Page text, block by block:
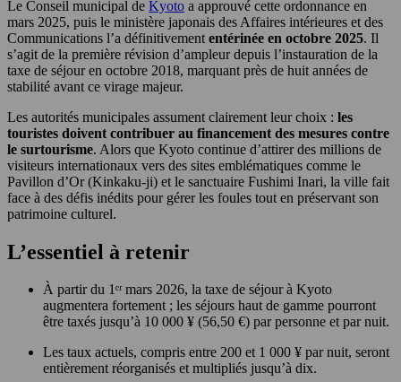
Le Conseil municipal de Kyoto a approuvé cette ordonnance en
mars 2025, puis le ministère japonais des Affaires intérieures et des
Communications l’a définitivement entérinée en octobre 2025. Il
s’agit de la première révision d’ampleur depuis l’instauration de la
taxe de séjour en octobre 2018, marquant près de huit années de
stabilité avant ce virage majeur.
Les autorités municipales assument clairement leur choix : les
touristes doivent contribuer au financement des mesures contre
le surtourisme. Alors que Kyoto continue d’attirer des millions de
visiteurs internationaux vers des sites emblématiques comme le
Pavillon d’Or (Kinkaku-ji) et le sanctuaire Fushimi Inari, la ville fait
face à des défis inédits pour gérer les foules tout en préservant son
patrimoine culturel.
L’essentiel à retenir
À partir du 1ᵉʳ mars 2026, la taxe de séjour à Kyoto
augmentera fortement ; les séjours haut de gamme pourront
être taxés jusqu’à 10 000 ¥ (56,50 €) par personne et par nuit.
Les taux actuels, compris entre 200 et 1 000 ¥ par nuit, seront
entièrement réorganisés et multipliés jusqu’à dix.